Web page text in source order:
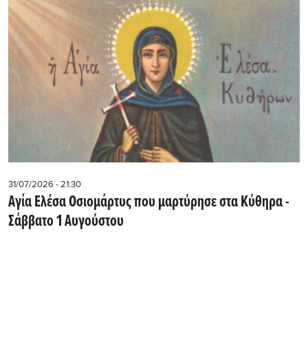
31/07/2026 - 21:30
Αγία Ελέσα Οσιομάρτυς που μαρτύρησε στα Κύθηρα -
Σάββατο 1 Αυγούστου